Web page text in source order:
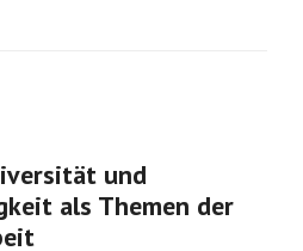
und
als Themen der